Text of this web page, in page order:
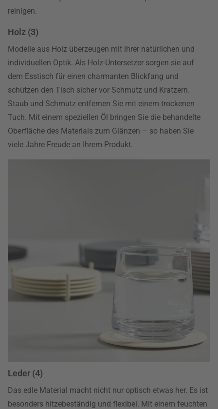
reinigen.
Holz (3)
Modelle aus Holz überzeugen mit ihrer natürlichen und
individuellen Optik. Als Holz-Untersetzer sorgen sie auf
dem Esstisch für einen charmanten Blickfang und
schützen den Tisch sicher vor Schmutz und Kratzern.
Staub und Schmutz entfernen Sie mit einem trockenen
Tuch. Mit einem speziellen Öl bringen Sie die behandelte
Oberfläche des Materials zum Glänzen – so haben Sie
viele Jahre Freude an Ihrem Produkt.
Leder (4)
Das edle Material macht nicht nur optisch etwas her. Es ist
besonders hitzebeständig und flexibel. Mit einem feuchten